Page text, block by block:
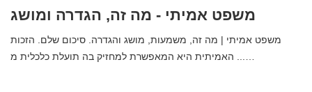
משפט אמיתי - מה זה, הגדרה ומושג
משפט אמיתי | מה זה, משמעות, מושג והגדרה. סיכום שלם. הזכות